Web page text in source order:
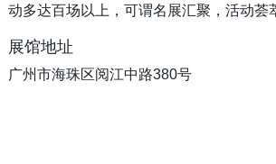
动多达百场以上，可谓名展汇聚，活动荟
展馆地址
广州市海珠区阅江中路380号